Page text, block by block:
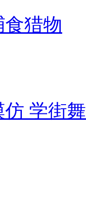
猎物
学街